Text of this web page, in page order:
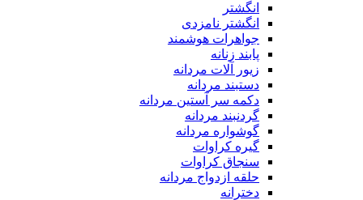
انگشتر
انگشتر نامزدی
جواهرات هوشمند
پابند زنانه
زیور آلات مردانه
دستبند مردانه
دکمه سر آستین مردانه
گردنبند مردانه
گوشواره مردانه
گیره کراوات
سنجاق کراوات
حلقه ازدواج مردانه
دخترانه